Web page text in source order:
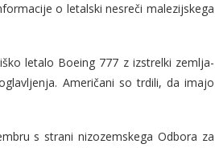
o letalski nesreči malezijskega
letalo Boeing 777 z izstrelki zemlja-
Američani so trdili, da imajo
s strani nizozemskega Odbora za